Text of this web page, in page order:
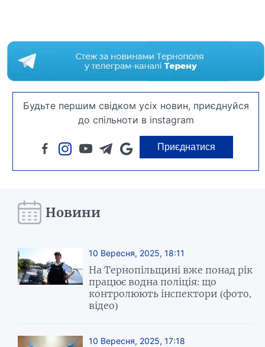
Будьте першим свідком усіх новин, приєднуйся
до спільноти в instagram
Приєднатися
Новини
10 Вересня, 2025, 18:11
На Тернопільщині вже понад рік
працює водна поліція: що
контролюють інспектори (фото,
відео)
10 Вересня, 2025, 17:18